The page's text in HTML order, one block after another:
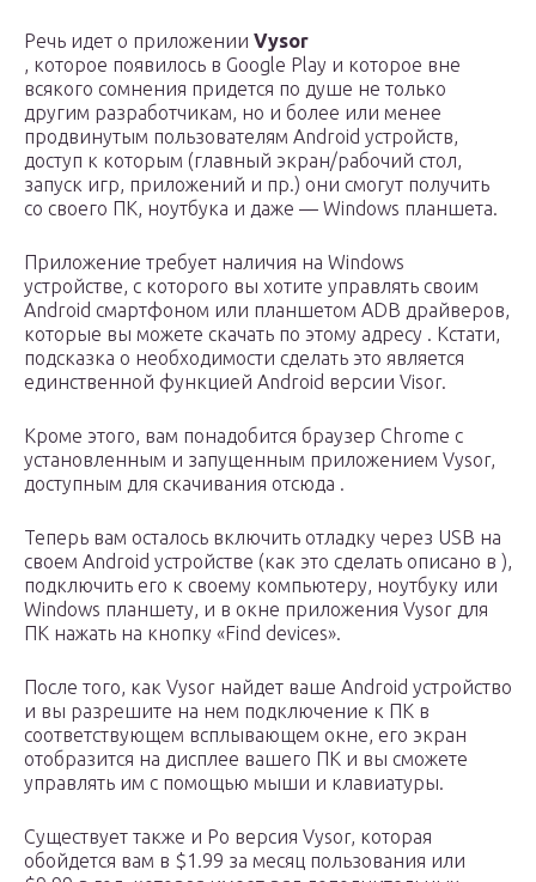
Речь идет о приложении Vysor
, которое появилось в Google Play и которое вне
всякого сомнения придется по душе не только
другим разработчикам, но и более или менее
продвинутым пользователям Android устройств,
доступ к которым (главный экран/рабочий стол,
запуск игр, приложений и пр.) они смогут получить
со своего ПК, ноутбука и даже — Windows планшета.
Приложение требует наличия на Windows
устройстве, с которого вы хотите управлять своим
Android смартфоном или планшетом ADB драйверов,
которые вы можете скачать по этому адресу . Кстати,
подсказка о необходимости сделать это является
единственной функцией Android версии Visor.
Кроме этого, вам понадобится браузер Chrome с
установленным и запущенным приложением Vysor,
доступным для скачивания отсюда .
Теперь вам осталось включить отладку через USB на
своем Android устройстве (как это сделать описано в ),
подключить его к своему компьютеру, ноутбуку или
Windows планшету, и в окне приложения Vysor для
ПК нажать на кнопку «Find devices».
После того, как Vysor найдет ваше Android устройство
и вы разрешите на нем подключение к ПК в
соответствующем всплывающем окне, его экран
отобразится на дисплее вашего ПК и вы сможете
управлять им с помощью мыши и клавиатуры.
Существует также и Po версия Vysor, которая
обойдется вам в $1.99 за месяц пользования или